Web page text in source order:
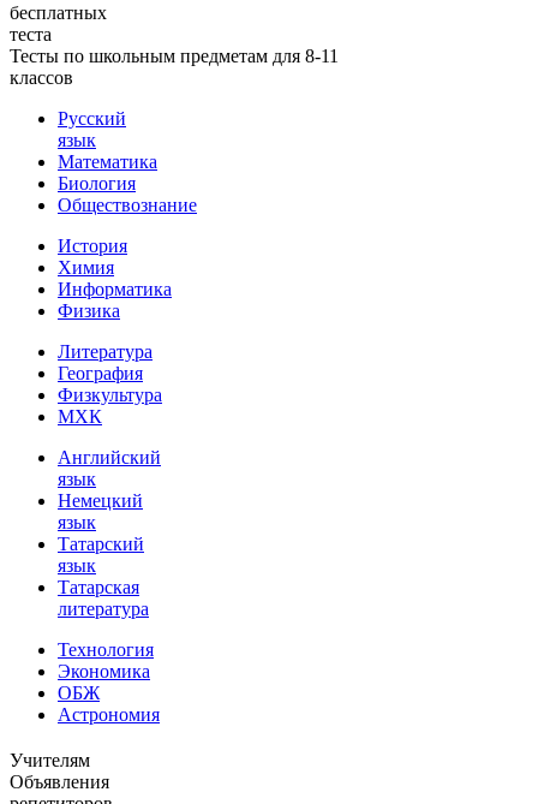
бесплатных
теста
Тесты по школьным предметам для 8-11
классов
Русский
язык
Математика
Биология
Обществознание
История
Химия
Информатика
Физика
Литература
География
Физкультура
МХК
Английский
язык
Немецкий
язык
Татарский
язык
Татарская
литература
Технология
Экономика
ОБЖ
Астрономия
Учителям
Объявления